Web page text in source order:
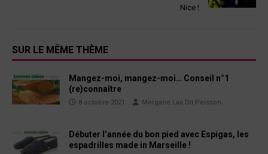
Nice !
SUR LE MÊME THÈME
Mangez-moi, mangez-moi… Conseil n°1
(re)connaître
8 octobre 2021 Morgane Las Dit Peisson
Débuter l’année du bon pied avec Espigas, les
espadrilles made in Marseille !